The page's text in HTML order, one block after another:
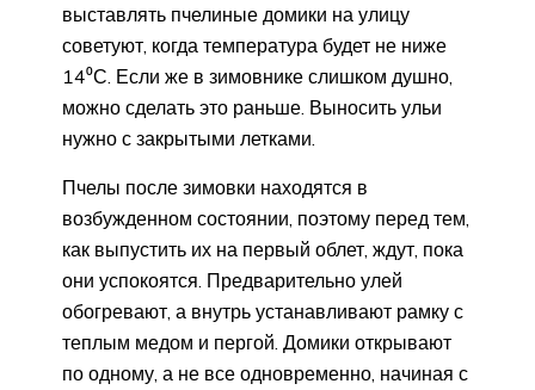
выставлять пчелиные домики на улицу
советуют, когда температура будет не ниже
14⁰С. Если же в зимовнике слишком душно,
можно сделать это раньше. Выносить ульи
нужно с закрытыми летками.
Пчелы после зимовки находятся в
возбужденном состоянии, поэтому перед тем,
как выпустить их на первый облет, ждут, пока
они успокоятся. Предварительно улей
обогревают, а внутрь устанавливают рамку с
теплым медом и пергой. Домики открывают
по одному, а не все одновременно, начиная с